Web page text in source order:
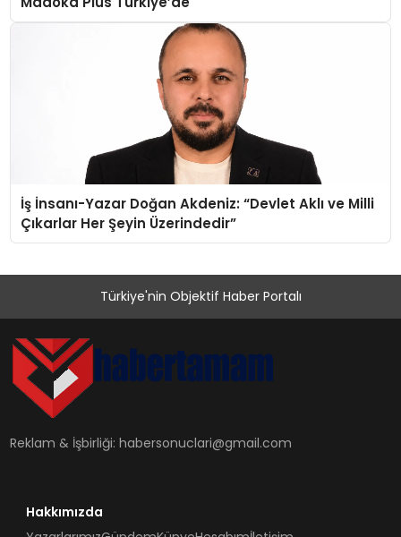
İş İnsanı-Yazar Doğan Akdeniz: “Devlet Aklı ve Milli
Çıkarlar Her Şeyin Üzerindedir”
Türkiye'nin Objektif Haber Portalı
Reklam & İşbirliği:habersonuclari@gmail.com
Hakkımızda